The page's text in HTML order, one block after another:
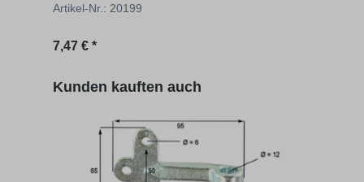
Artikel-Nr.: 20199
Regulärer Preis:
7,47 € *
Produktgalerie überspringen
Kunden kauften auch